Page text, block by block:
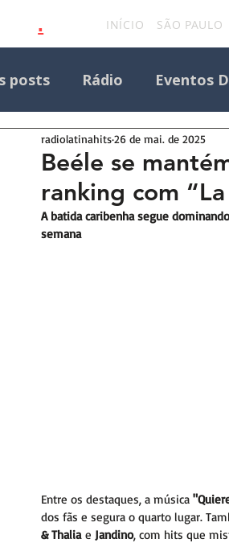
INÍCIO SÃO PAULO
.
posts Rádio Eventos
Eventos Outras Regiões
Destaque Principal Site Eventos
Beéle se
ranking com
radiolatinahits26 de mai. de 2025
A batida caribenha segue
semana
Entre os destaques, a música
dos fãs e segura o quarto lugar.
& Thalia e Jandino, com hits que